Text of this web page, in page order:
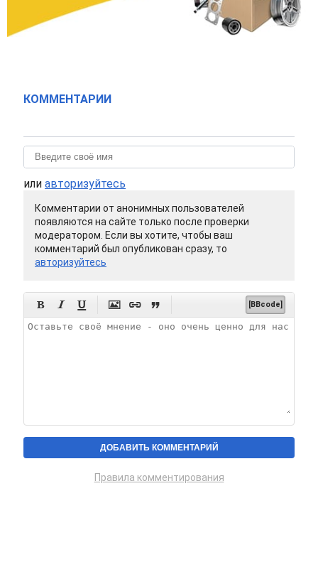
КОММЕНТАРИИ
или авторизуйтесь
Комментарии от анонимных пользователей
появляются на сайте только после проверки
модератором. Если вы хотите, чтобы ваш
комментарий был опубликован сразу, то
авторизуйтесь
      [BBcode]
Правила комментирования